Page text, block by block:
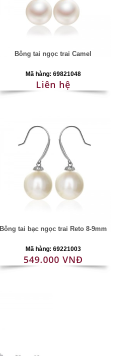
Bông tai ngọc trai Camel
Mã hàng: 69821048
Liên hệ
Bông tai bạc ngọc trai Reto 8-9mm
Mã hàng: 69221003
549.000 VNĐ